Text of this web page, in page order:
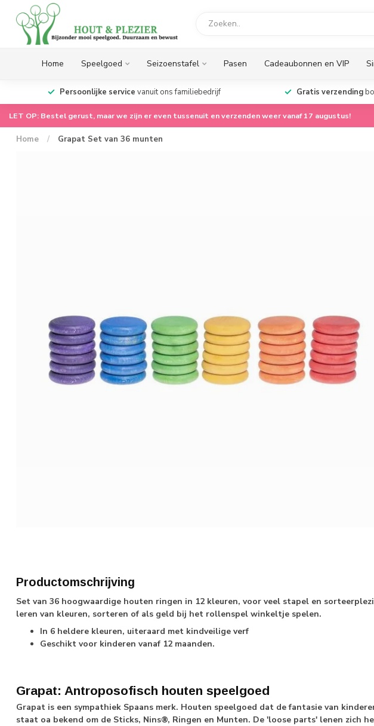
Home Speelgoed Seizoenstafel Pasen Cadeaubonnen en VIP
Persoonlijke service vanuit ons familiebedrijf Gratis verzending
LET OP: Bestel gerust, maar we zijn er even tussenuit en verzenden weer vanaf 17 augustus!
Home / Grapat Set van 36 munten
Productomschrijving
Set van 36 hoogwaardige houten ringen in 12 kleuren, voor veel stapel en
leren van kleuren, sorteren of als geld bij het rollenspel winkeltje spelen.
In 6 heldere kleuren, uiteraard met kindveilige verf
Geschikt voor kinderen vanaf 12 maanden.
Grapat: Antroposofisch houten speelgoed
Grapat is een sympathiek Spaans merk. Houten speelgoed dat de fantasie van
staat oa bekend om de Sticks, Nins®, Ringen en Munten. De 'loose parts' lenen zich